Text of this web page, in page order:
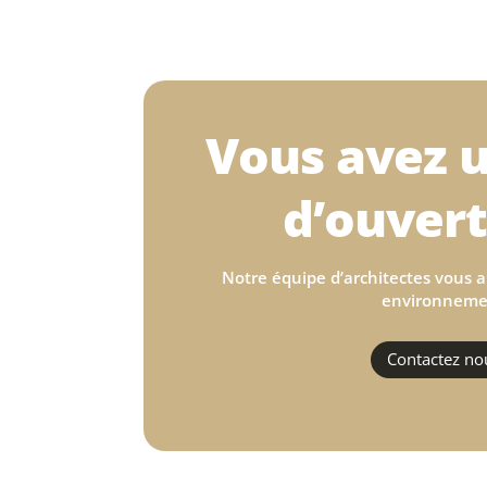
Vous avez
Notre équipe d’architectes vous
Contactez